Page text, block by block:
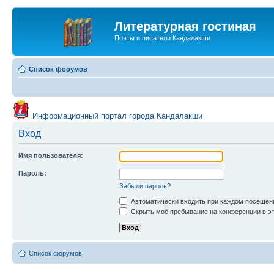
Литературная гостиная
Поэты и писатели Кандалакши
Список форумов
Информационный портал города Кандалакши
Вход
Имя пользователя:
Пароль:
Забыли пароль?
Автоматически входить при каждом
Скрыть моё пребывание на конференции в
Список форумов